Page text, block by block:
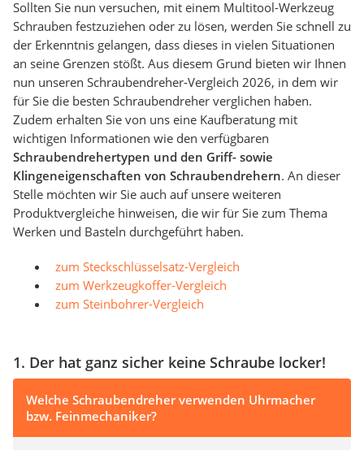
Sollten Sie nun versuchen, mit einem Multitool-Werkzeug
Schrauben festzuziehen oder zu lösen, werden Sie schnell zu
der Erkenntnis gelangen, dass dieses in vielen Situationen
an seine Grenzen stößt. Aus diesem Grund bieten wir Ihnen
nun unseren Schraubendreher-Vergleich 2026, in dem wir
für Sie die besten Schraubendreher verglichen haben.
Zudem erhalten Sie von uns eine Kaufberatung mit
wichtigen Informationen wie den verfügbaren
Schraubendrehertypen und den Griff- sowie
Klingeneigenschaften von Schraubendrehern. An dieser
Stelle möchten wir Sie auch auf unsere weiteren
Produktvergleiche hinweisen, die wir für Sie zum Thema
Werken und Basteln durchgeführt haben.
zum Steckschlüsselsatz-Vergleich
zum Werkzeugkoffer-Vergleich
zum Steinbohrer-Vergleich
1. Der hat ganz sicher keine Schraube locker!
Welche Schraubendreher verwenden Uhrmacher
bzw. Feinmechaniker?